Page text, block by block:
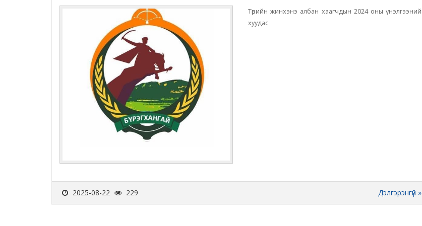
Төрийн жинхэнэ албан хаагчдын 2024 оны үнэлгээний
хуудас
2025-08-22 229 Дэлгэрэнгүй »